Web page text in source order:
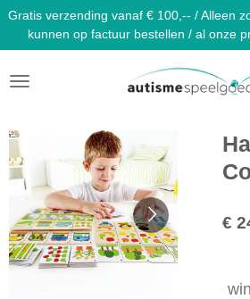
Ga
direct
naar
de
hoofdinhoud
Gratis verzending vanaf € 100,-- / Alleen
kunnen op factuur bestellen / al onze
€